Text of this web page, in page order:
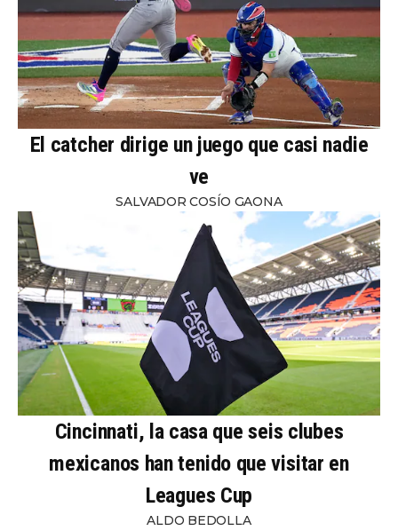
El catcher dirige un juego que casi nadie
ve
SALVADOR COSÍO GAONA
Cincinnati, la casa que seis clubes
mexicanos han tenido que visitar en
Leagues Cup
ALDO BEDOLLA